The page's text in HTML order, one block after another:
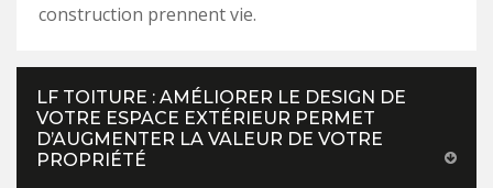
construction prennent vie.
LF TOITURE : AMÉLIORER LE DESIGN DE
VOTRE ESPACE EXTÉRIEUR PERMET
D’AUGMENTER LA VALEUR DE VOTRE
PROPRIÉTÉ